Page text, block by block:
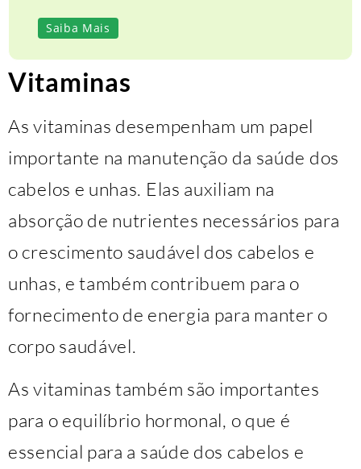
Saiba Mais
Vitaminas
As vitaminas desempenham um papel
importante na manutenção da saúde dos
cabelos e unhas. Elas auxiliam na
absorção de nutrientes necessários para
o crescimento saudável dos cabelos e
unhas, e também contribuem para o
fornecimento de energia para manter o
corpo saudável.
As vitaminas também são importantes
para o equilíbrio hormonal, o que é
essencial para a saúde dos cabelos e